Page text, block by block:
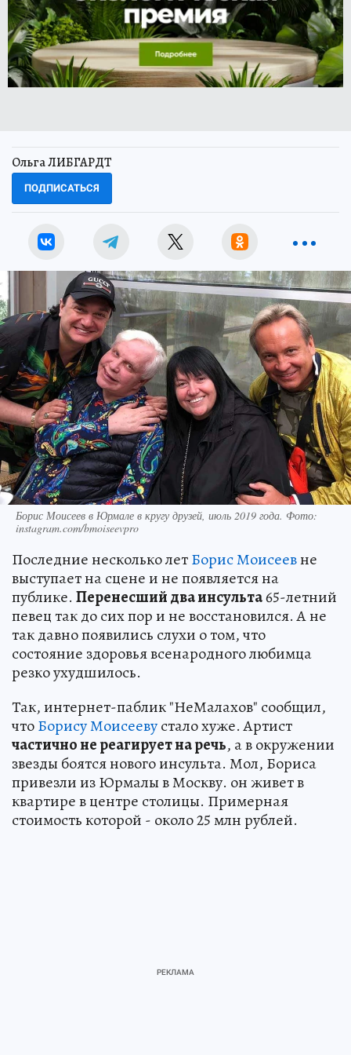
Ольга ЛИБГАРДТ
ПОДПИСАТЬСЯ
Борис Моисеев в Юрмале в кругу друзей, июль 2019 года. Фото:
instagram.com/bmoiseevpro
Последние несколько летБорис Моисеевне
выступает на сцене и не появляется на
публике. Перенесший два инсульта65-летний
певец так до сих пор и не восстановился. А не
так давно появились слухи о том, что
состояние здоровья всенародного любимца
резко ухудшилось.
Так, интернет-паблик "НеМалахов" сообщил,
чтоБорису Моисеевустало хуже. Артист
частично не реагирует на речь, а в окружении
звезды боятся нового инсульта. Мол, Бориса
привезли из Юрмалы в Москву. он живет в
квартире в центре столицы. Примерная
стоимость которой - около 25 млн рублей.